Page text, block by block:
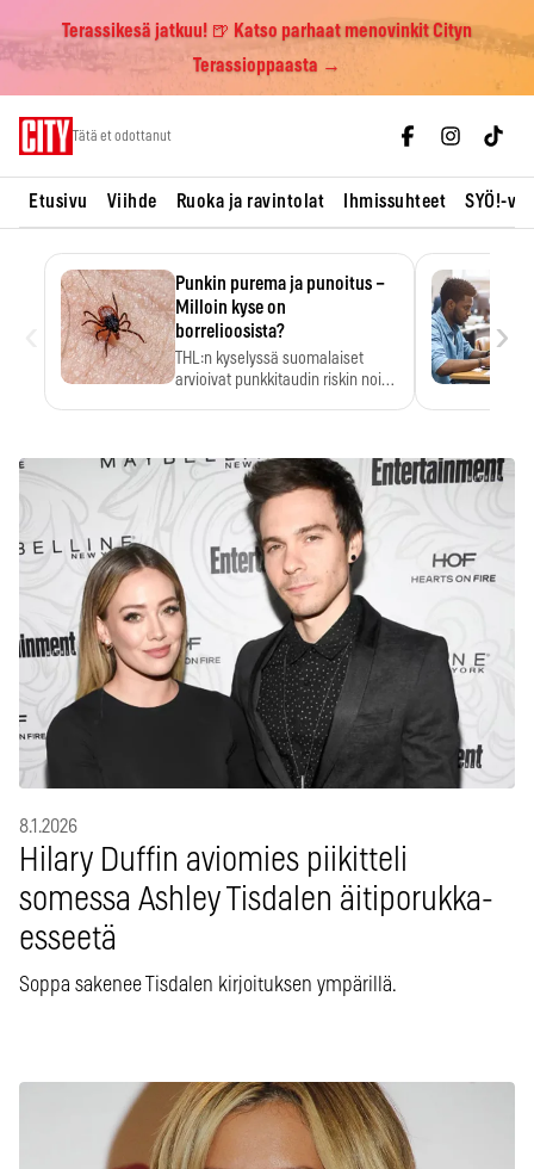
Terassikesä jatkuu! 🍺 Katso parhaat menovinkit Cityn
Terassioppaasta →
Tätä et odottanut
Etusivu Viihde Ruoka ja ravintolat Ihmissuhteet SYÖ!-
Punkin purema ja punoitus –
Milloin kyse on
borrelioosista?
THL:n kyselyssä suomalaiset
arvioivat punkkitaudin riskin noin
›
8.1.2026
Hilary Duffin aviomies piikitteli
somessa Ashley Tisdalen äitiporukka-
esseetä
Soppa sakenee Tisdalen kirjoituksen ympärillä.